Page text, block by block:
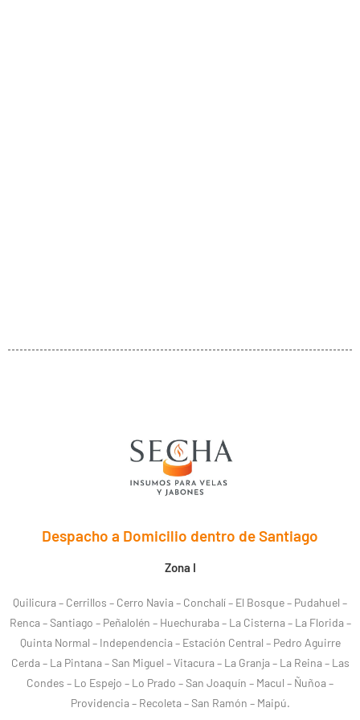
Despacho a Domicilio dentro de Santiago
Zona I
Quilicura – Cerrillos – Cerro Navia – Conchalí – El Bosque – Pudahuel –
Renca – Santiago – Peñalolén – Huechuraba – La Cisterna – La Florida –
Quinta Normal – Independencia – Estación Central – Pedro Aguirre
Cerda – La Pintana – San Miguel – Vitacura – La Granja – La Reina – Las
Condes – Lo Espejo – Lo Prado – San Joaquín – Macul – Ñuñoa –
Providencia – Recoleta – San Ramón – Maipú.